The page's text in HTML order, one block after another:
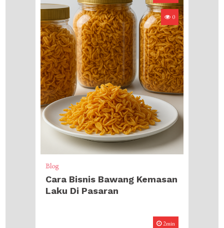
0
Blog
Cara Bisnis Bawang Kemasan
Laku Di Pasaran
2min